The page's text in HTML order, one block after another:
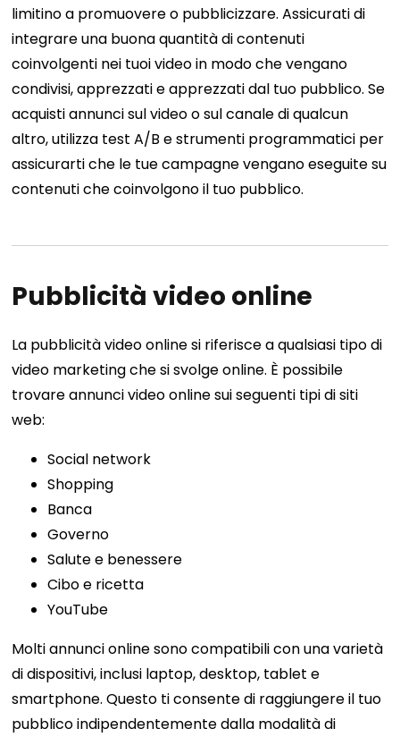
limitino a promuovere o pubblicizzare. Assicurati di
integrare una buona quantità di contenuti
coinvolgenti nei tuoi video in modo che vengano
condivisi, apprezzati e apprezzati dal tuo pubblico. Se
acquisti annunci sul video o sul canale di qualcun
altro, utilizza test A/B e strumenti programmatici per
assicurarti che le tue campagne vengano eseguite su
contenuti che coinvolgono il tuo pubblico.
Pubblicità video online
La pubblicità video online si riferisce a qualsiasi tipo di
video marketing che si svolge online. È possibile
trovare annunci video online sui seguenti tipi di siti
web:
Social network
Shopping
Banca
Governo
Salute e benessere
Cibo e ricetta
YouTube
Molti annunci online sono compatibili con una varietà
di dispositivi, inclusi laptop, desktop, tablet e
smartphone. Questo ti consente di raggiungere il tuo
pubblico indipendentemente dalla modalità di